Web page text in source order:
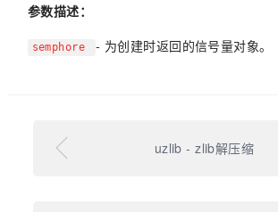
参数描述：
semphore - 为创建时返回的信号量对象。
uzlib - zlib解压缩